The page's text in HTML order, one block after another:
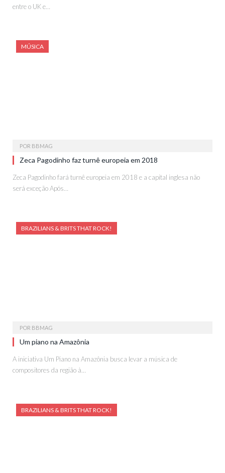
entre o UK e…
MÚSICA
POR BBMAG
Zeca Pagodinho faz turnê europeia em 2018
Zeca Pagodinho fará turnê europeia em 2018 e a capital inglesa não
será exceção Após…
BRAZILIANS & BRITS THAT ROCK!
POR BBMAG
Um piano na Amazônia
A iniciativa Um Piano na Amazônia busca levar a música de
compositores da região à…
BRAZILIANS & BRITS THAT ROCK!